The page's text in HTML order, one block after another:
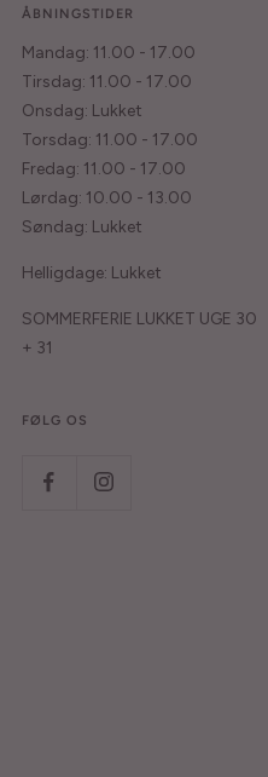
ÅBNINGSTIDER
Mandag: 11.00 - 17.00
Tirsdag: 11.00 - 17.00
Onsdag: Lukket
Torsdag: 11.00 - 17.00
Fredag: 11.00 - 17.00
Lørdag: 10.00 - 13.00
Søndag: Lukket
Helligdage: Lukket
SOMMERFERIE LUKKET UGE 30
+ 31
FØLG OS